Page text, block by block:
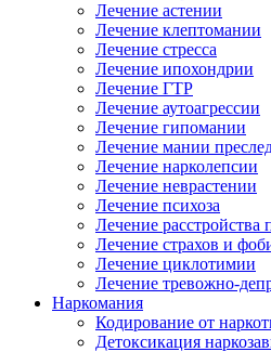
Лечение астении
Лечение клептомании
Лечение стресса
Лечение ипохондрии
Лечение ГТР
Лечение аутоагрессии
Лечение гипомании
Лечение мании
Лечение нарколепсии
Лечение неврастении
Лечение психоза
Лечение расстройства
Лечение страхов и
Лечение циклотимии
Лечение тревожно-
Наркомания
Кодирование от
Детоксикация